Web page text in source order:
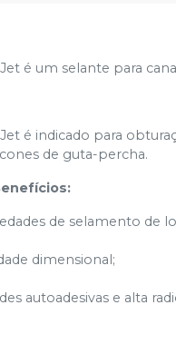
é um selante para
é indicado para
de guta-percha.
de selamento de
dimensional;
autoadesivas e alta